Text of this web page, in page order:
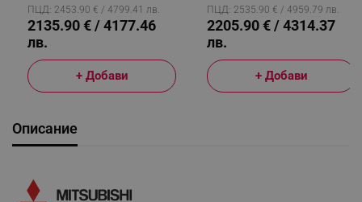
32, Бял
ПЦД: 2453.90 € / 4799.41 лв.
2135.90 € / 4177.46
лв.
+ Добави
32, Бял/Мат
ПЦД: 2535.90 € / 4959.79 лв.
2205.90 € / 4314.37
лв.
+ Добави
Описание